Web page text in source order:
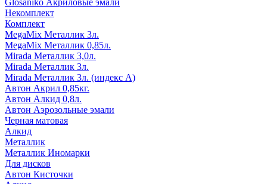
Glosaniko Акриловые эмали
Некомплект
Комплект
MegaMix Металлик 3л.
MegaMix Металлик 0,85л.
Mirada Металлик 3,0л.
Mirada Металлик 3л.
Mirada Металлик 3л. (индекс А)
Автон Акрил 0,85кг.
Автон Алкид 0,8л.
Автон Аэрозольные эмали
Черная матовая
Алкид
Металлик
Металлик Иномарки
Для дисков
Автон Кисточки